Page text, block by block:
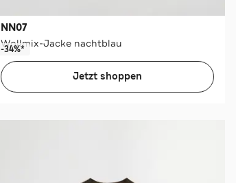
NN07
Wollmix-Jacke nachtblau
-34%*
Jetzt shoppen